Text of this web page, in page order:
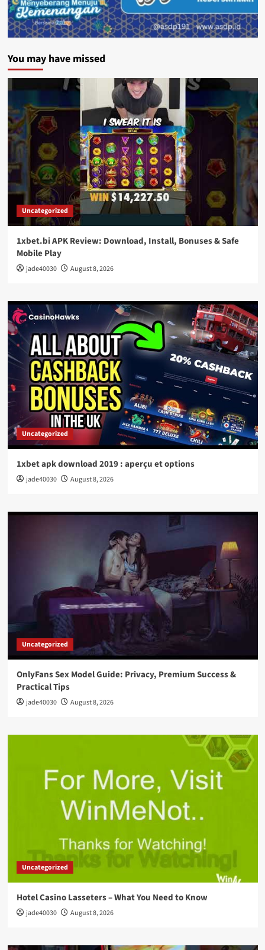
You may have missed
Uncategorized
1xbet.bi APK Review: Download, Install, Bonuses & Safe
Mobile Play
jade40030 August 8, 2026
Uncategorized
1xbet apk download 2019 : aperçu et options
jade40030 August 8, 2026
Uncategorized
OnlyFans Sex Model Guide: Privacy, Premium Success &
Practical Tips
jade40030 August 8, 2026
Uncategorized
Hotel Casino Lasseters – What You Need to Know
jade40030 August 8, 2026